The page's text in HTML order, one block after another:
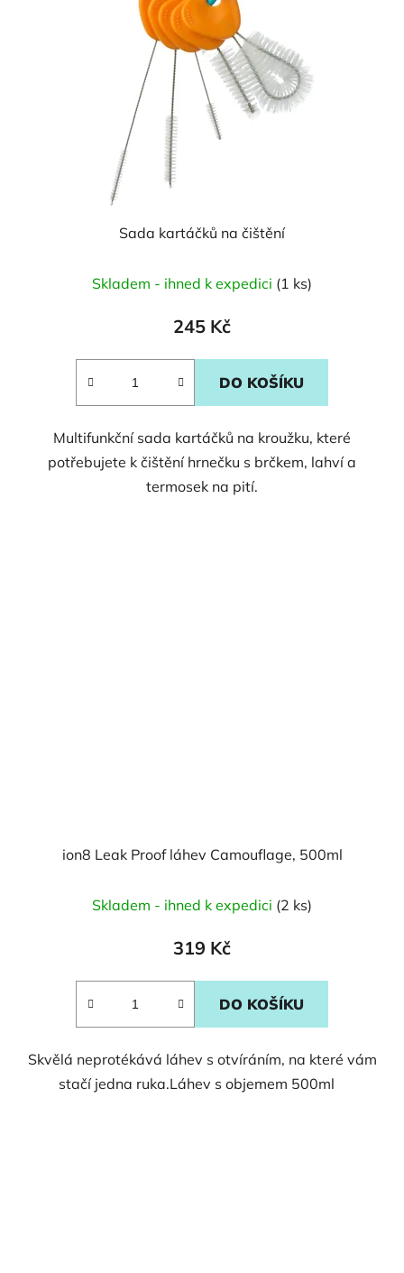
Sada kartáčků na čištění
Skladem - ihned k expedici (1 ks)
245 Kč
DO KOŠÍKU
Multifunkční sada kartáčků na kroužku, které
potřebujete k čištění hrnečku s brčkem, lahví a
termosek na pití.
ion8 Leak Proof láhev Camouflage, 500ml
Skladem - ihned k expedici (2 ks)
319 Kč
DO KOŠÍKU
Skvělá neprotékává láhev s otvíráním, na které vám
stačí jedna ruka.Láhev s objemem 500ml